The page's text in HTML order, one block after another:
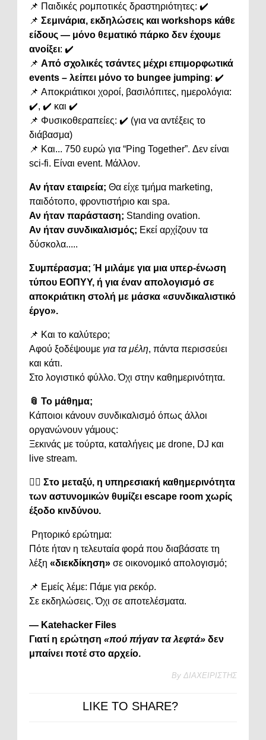
📌 Παιδικές ρομποτικές δραστηριότητες: ✔️
📌 Σεμινάρια, εκδηλώσεις και workshops κάθε
είδους — μόνο θεματικό πάρκο δεν έχουμε
ανοίξει: ✔️
📌 Από σχολικές τσάντες μέχρι επιμορφωτικά
events – λείπει μόνο το bungee jumping: ✔️
📌 Αποκριάτικοι χοροί, βασιλόπιτες, ημερολόγια:
✔️, ✔️ και ✔️
📌 Φυσικοθεραπείες: ✔️ (για να αντέξεις το
διάβασμα)
📌 Και... 750 ευρώ για “Ping Together”. Δεν είναι
sci-fi. Είναι event. Μάλλον.
Αν ήταν εταιρεία; Θα είχε τμήμα marketing,
παιδότοπο, φροντιστήριο και spa.
Αν ήταν παράσταση; Standing ovation.
Αν ήταν συνδικαλισμός; Εκεί αρχίζουν τα
δύσκολα.....
Συμπέρασμα; Ή μιλάμε για μια υπερ-ένωση
τύπου ΕΟΠΥΥ, ή για έναν απολογισμό σε
αποκριάτικη στολή με μάσκα «συνδικαλιστικό
έργο».
📌 Και το καλύτερο;
Αφού ξοδέψουμε γιαταμέλη, πάντα περισσεύει
και κάτι.
Στο λογιστικό φύλλο.Όχι στην καθημερινότητα.
📎 Το μάθημα;
Κάποιοι κάνουν συνδικαλισμό όπως άλλοι
οργανώνουν γάμους:
Ξεκινάς με τούρτα, καταλήγεις με drone, DJ και
live stream.
🕵️‍♂️ Στο μεταξύ, η υπηρεσιακή καθημερινότητα
των αστυνομικών θυμίζει escape room χωρίς
έξοδο κινδύνου.
Ρητορικό ερώτημα:
Πότε ήταν η τελευταία φορά που διαβάσατε τη
λέξη «διεκδίκηση» σε οικονομικό απολογισμό;
📌 Εμείς λέμε: Πάμε για ρεκόρ.
Σε εκδηλώσεις.Όχι σε αποτελέσματα.
— Katehacker Files
Γιατί η ερώτηση «πού πήγαν ταλεφτά» δεν
μπαίνει ποτέστο αρχείο.
By ΔΙΑΧΕΙΡΙΣΤΗΣ
LIKE TO SHARE?